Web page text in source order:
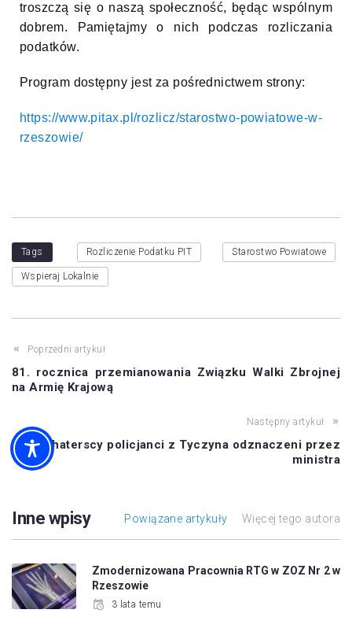
troszczą się o naszą społeczność, będąc wspólnym
dobrem. Pamiętajmy o nich podczas rozliczania
podatków.
Program dostępny jest za pośrednictwem strony:
https://www.pitax.pl/rozlicz/starostwo-powiatowe-w-
rzeszowie/
Tags Rozliczenie Podatku PIT Starostwo Powiatowe
Wspieraj Lokalnie
Poprzedni artykuł
81. rocznica przemianowania Związku Walki Zbrojnej
na Armię Krajową
Następny artykuł
Bohaterscy policjanci z Tyczyna odznaczeni przez
ministra
Inne wpisy Powiązane artykuły Więcej tego autora
Zmodernizowana Pracownia RTG w ZOZ Nr 2 w
Rzeszowie
3 lata temu